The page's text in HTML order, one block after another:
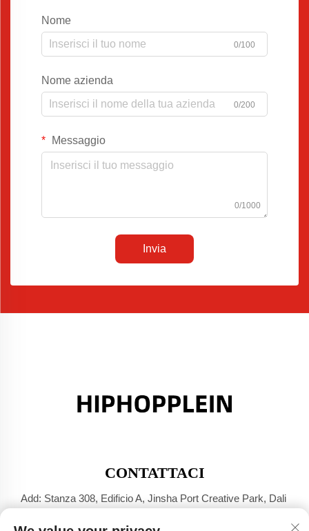
Nome
0/100
Nome azienda
0/200
Messaggio
0/1000
Invia
CONTATTACI
Add: Stanza 308, Edificio A, Jinsha Port Creative Park, Dali